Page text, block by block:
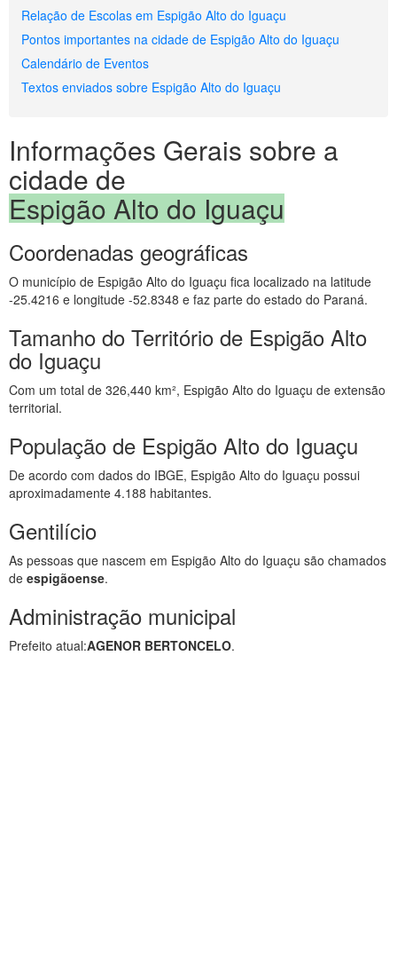
Relação de Escolas em Espigão Alto do Iguaçu
Pontos importantes na cidade de Espigão Alto do Iguaçu
Calendário de Eventos
Textos enviados sobre Espigão Alto do Iguaçu
Informações Gerais sobre a
cidade de
Espigão Alto do Iguaçu
Coordenadas geográficas
O município de Espigão Alto do Iguaçu fica localizado na latitude
-25.4216 e longitude -52.8348 e faz parte do estado do Paraná.
Tamanho do Território de Espigão Alto
do Iguaçu
Com um total de 326,440 km², Espigão Alto do Iguaçu de extensão
territorial.
População de Espigão Alto do Iguaçu
De acordo com dados do IBGE, Espigão Alto do Iguaçu possui
aproximadamente 4.188 habitantes.
Gentilício
As pessoas que nascem em Espigão Alto do Iguaçu são chamados
de espigãoense.
Administração municipal
Prefeito atual:AGENOR BERTONCELO.